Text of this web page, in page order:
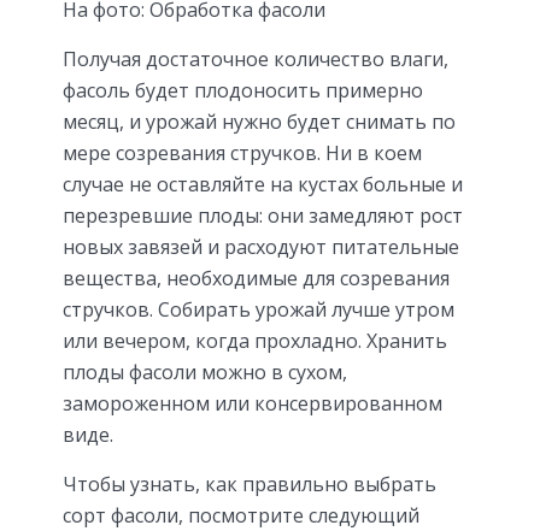
На фото: Обработка фасоли
Получая достаточное количество влаги,
фасоль будет плодоносить примерно
месяц, и урожай нужно будет снимать по
мере созревания стручков. Ни в коем
случае не оставляйте на кустах больные и
перезревшие плоды: они замедляют рост
новых завязей и расходуют питательные
вещества, необходимые для созревания
стручков. Собирать урожай лучше утром
или вечером, когда прохладно. Хранить
плоды фасоли можно в сухом,
замороженном или консервированном
виде.
Чтобы узнать, как правильно выбрать
сорт фасоли, посмотрите следующий